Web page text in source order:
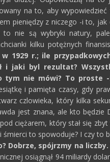
na to, aby
pieniędzy z niczego -i to, jak
nie są wybryki natury,
kilku potężnych
1929 r.; ile
jaki byl rezultat?
nie mówi? To proste
i pamięta czasy, gdy
czlowieka, który kilka
jest znana, ale kto
ciężarem, który stał się
to spowoduje? I czy to
Dobrze, spójrzmy na liczby.
osiągnął 94 miliardy